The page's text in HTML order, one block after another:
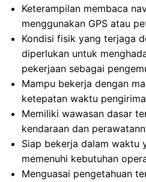
Keterampilan membaca
menggunakan GPS atau
Kondisi fisik yang terjaga
diperlukan untuk
pekerjaan sebagai
Mampu bekerja dengan
ketepatan waktu
Memiliki wawasan dasar
kendaraan dan
Siap bekerja dalam waktu
memenuhi kebutuhan
Menguasai pengetahuan